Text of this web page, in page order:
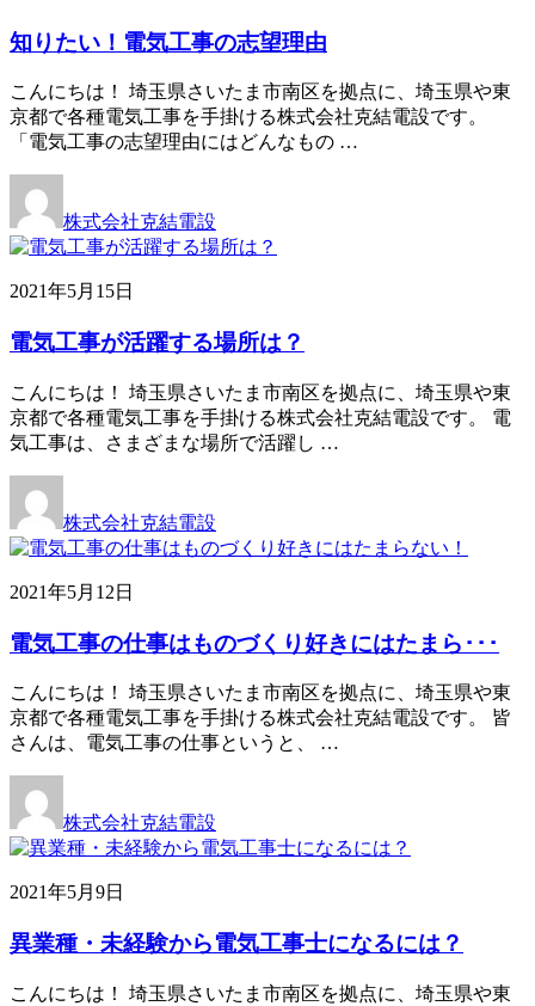
知りたい！電気工事の志望理由
こんにちは！ 埼玉県さいたま市南区を拠点に、埼玉県や東
京都で各種電気工事を手掛ける株式会社克結電設です。
「電気工事の志望理由にはどんなもの …
株式会社克結電設
2021年5月15日
電気工事が活躍する場所は？
こんにちは！ 埼玉県さいたま市南区を拠点に、埼玉県や東
京都で各種電気工事を手掛ける株式会社克結電設です。 電
気工事は、さまざまな場所で活躍し …
株式会社克結電設
2021年5月12日
電気工事の仕事はものづくり好きにはたまら･･･
こんにちは！ 埼玉県さいたま市南区を拠点に、埼玉県や東
京都で各種電気工事を手掛ける株式会社克結電設です。 皆
さんは、電気工事の仕事というと、 …
株式会社克結電設
2021年5月9日
異業種・未経験から電気工事士になるには？
こんにちは！ 埼玉県さいたま市南区を拠点に、埼玉県や東